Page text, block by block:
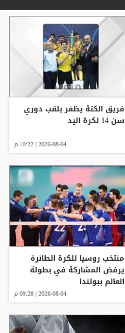
فريق الكتة يظفر بلقب دوري
سن 14 لكرة اليد
2026-08-04 | 10:22 م
منتخب روسيا للكرة الطائرة
يرفض المشاركة في بطولة
العالم ببولندا
2026-08-04 | 09:28 م